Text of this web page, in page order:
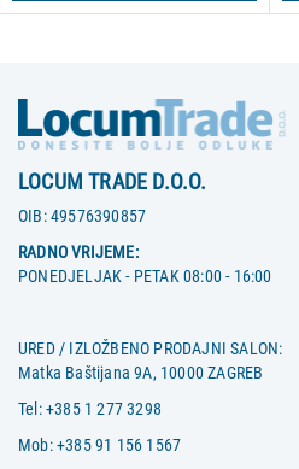
LOCUM TRADE D.O.O.
OIB:49576390857
RADNO VRIJEME:
PONEDJELJAK - PETAK 08:00 - 16:00
URED / IZLOŽBENO PRODAJNI SALON:
Matka Baštijana 9A, 10000 ZAGREB
Tel:+385 1 277 3298
Mob:+385 91 156 1567